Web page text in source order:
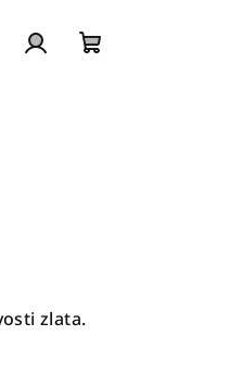
zlata.